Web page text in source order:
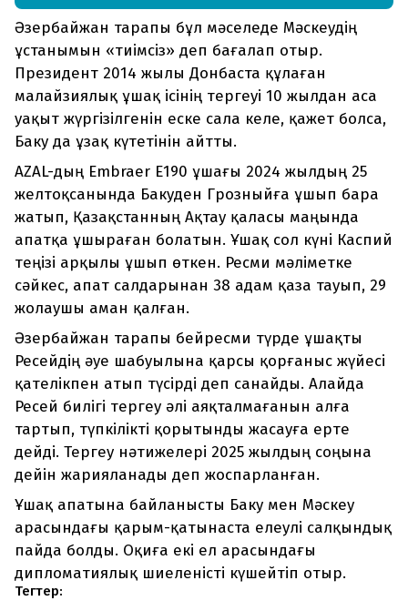
Әзербайжан тарапы бұл мәселеде Мәскеудің
ұстанымын «тиімсіз» деп бағалап отыр.
Президент 2014 жылы Донбаста құлаған
малайзиялық ұшақ ісінің тергеуі 10 жылдан аса
уақыт жүргізілгенін еске сала келе, қажет болса,
Баку да ұзақ күтетінін айтты.
AZAL-дың Embraer E190 ұшағы 2024 жылдың 25
желтоқсанында Бакуден Грозныйға ұшып бара
жатып, Қазақстанның Ақтау қаласы маңында
апатқа ұшыраған болатын. Ұшақ сол күні Каспий
теңізі арқылы ұшып өткен. Ресми мәліметке
сәйкес, апат салдарынан 38 адам қаза тауып, 29
жолаушы аман қалған.
Әзербайжан тарапы бейресми түрде ұшақты
Ресейдің әуе шабуылына қарсы қорғаныс жүйесі
қателікпен атып түсірді деп санайды. Алайда
Ресей билігі тергеу әлі аяқталмағанын алға
тартып, түпкілікті қорытынды жасауға ерте
дейді. Тергеу нәтижелері 2025 жылдың соңына
дейін жарияланады деп жоспарланған.
Ұшақ апатына байланысты Баку мен Мәскеу
арасындағы қарым-қатынаста елеулі салқындық
пайда болды. Оқиға екі ел арасындағы
дипломатиялық шиеленісті күшейтіп отыр.
Тегтер: